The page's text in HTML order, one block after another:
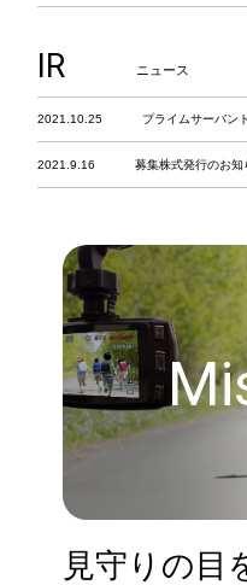
IR ニュース
2021.10.25 プライムサーバン
2021.9.16 募集株式発行のお知
見守りの目